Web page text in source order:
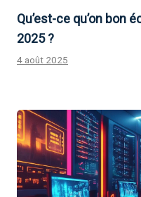
Qu’est-ce qu’on bon
2025 ?
4 août 2025